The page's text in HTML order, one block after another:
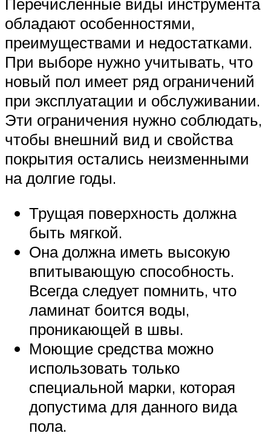
обладают особенностями,
преимуществами и недостатками.
При выборе нужно учитывать, что
новый пол имеет ряд ограничений
при эксплуатации и обслуживании.
Эти ограничения нужно соблюдать,
чтобы внешний вид и свойства
покрытия остались неизменными
на долгие годы.
Трущая поверхность должна
быть мягкой.
Она должна иметь высокую
впитывающую способность.
Всегда следует помнить, что
ламинат боится воды,
проникающей в швы.
Моющие средства можно
использовать только
специальной марки, которая
допустима для данного вида
пола.